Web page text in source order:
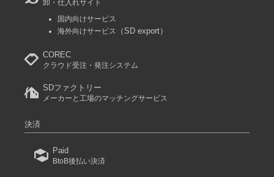
卸・仕入れサイト
国内向けサービス
海外向けサービス
（SD export）
COREC
クラウド受注・発注システム
SDファクトリー
メーカーと工場のマッチングサービス
決済
Paid
BtoB後払い決済